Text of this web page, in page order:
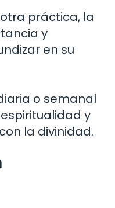
práctica, la
y
en su
o semanal
y
la divinidad.